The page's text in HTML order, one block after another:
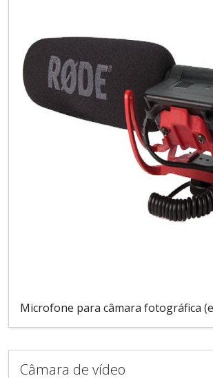
Microfone para câmara fotográfica
Câmara de vídeo